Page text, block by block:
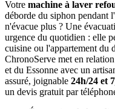
Votre machine à laver
déborde du siphon pendant
n'évacue plus ? Une
urgence du quotidien : elle
cuisine ou l'appartement du
ChronoServe met en
et du Essonne avec un
assuré, joignable 24h/24 et
un devis gratuit par